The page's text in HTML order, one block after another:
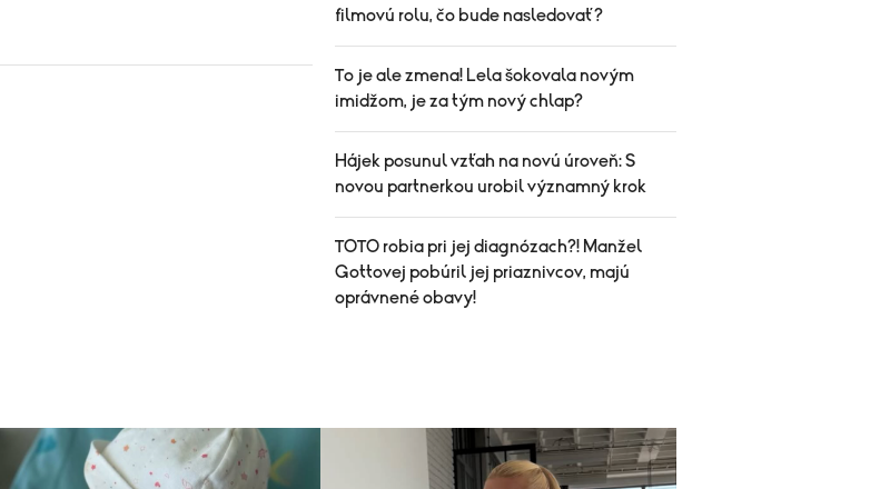
filmovú rolu, čo bude nasledovať?
To je ale zmena! Lela šokovala novým
imidžom, je za tým nový chlap?
Hájek posunul vzťah na novú úroveň: S
novou partnerkou urobil významný krok
TOTO robia pri jej diagnózach?! Manžel
Gottovej pobúril jej priaznivcov, majú
oprávnené obavy!